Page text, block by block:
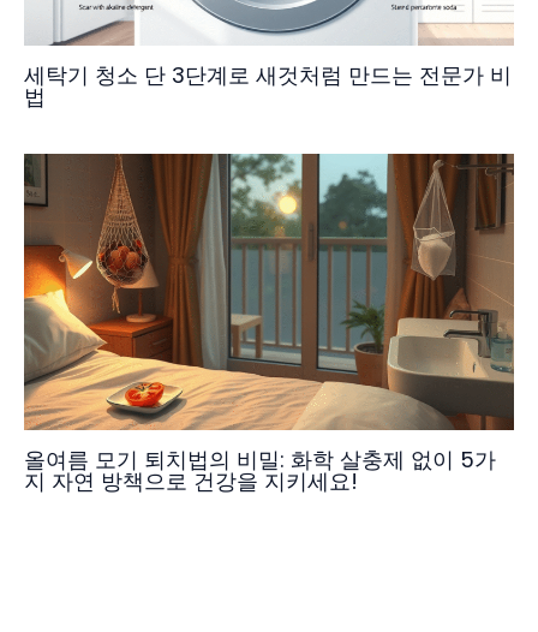
세탁기 청소 단 3단계로 새것처럼 만드는 전문가 비
법
올여름 모기 퇴치법의 비밀: 화학 살충제 없이 5가
지 자연 방책으로 건강을 지키세요!